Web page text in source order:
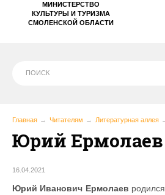
МИНИСТЕРСТВО
КУЛЬТУРЫ И ТУРИЗМА
СМОЛЕНСКОЙ ОБЛАСТИ
Главная Читателям Литературная аллея
Юрий Ермолаев
16.04.2021
Юрий Иванович Ермолаев родился